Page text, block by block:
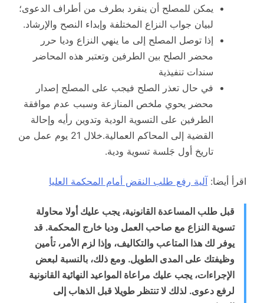
يمكن للمصلح أن ينفرد بطرف من أطراف الدعوى؛
لبيان جواب النزاع المختلفة وإبداء النصح والإرشاد.
إذا توصل المصلح إلى ما ينهي النزاع وديا حرر
محضر الصلح بين الطرفين وتعتبر هذه المحاضر
سندات تنفيذية
في حال تعذر الصلح فيجب على المصلح إصدار
محضر يحوي ملخص المنازعة وسبب عدم موافقة
الطرفين على التسوية الودية وتدوين رأيه وإحالة
القضية إلى المحاكم العمالية.خلال 21 يوم عمل من
تاريخ أول جَلسة تسوية ودية.
اقرأ أيضا: آلية رفع طلب النقض أمام المحكمة العليا
قبل طلب المساعدة القانونية، يجب عليك أولا محاولة
تسوية النزاع مع صاحب العمل وديا خارج المحكمة. قد
يوفر لك هذا المتاعب والتكاليف، وإذا لزم الأمر، تأمين
وظيفتك على المدى الطويل. ومع ذلك، بالنسبة لبعض
الإجراءات، يجب عليك مراعاة المواعيد النهائية القانونية
لرفع دعوى. لذلك لا تنتظر طويلا قبل الذهاب إلى